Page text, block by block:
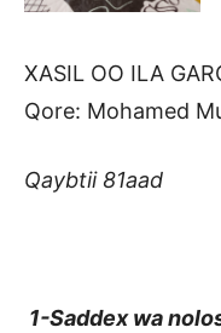
XASIL OO ILA
Qore: Mohamed
Qaybtii 81aad
1-Saddex wa